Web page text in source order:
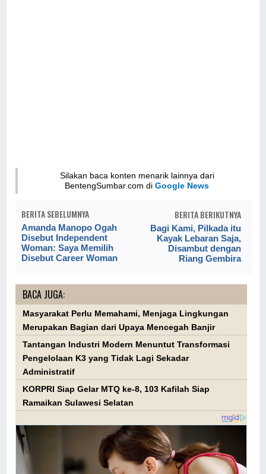
Silakan baca konten menarik lainnya dari
BentengSumbar.com diGoogle News
BERITA SEBELUMNYA
Amanda Manopo Ogah
Disebut Independent
Woman: Saya Memilih
Disebut Career Woman
BERITA BERIKUTNYA
Bagi Kami, Pilkada itu
Kayak Lebaran Saja,
Disambut dengan
Riang Gembira
BACA JUGA:
Masyarakat Perlu Memahami, Menjaga Lingkungan
Merupakan Bagian dari Upaya Mencegah Banjir
Tantangan Industri Modern Menuntut Transformasi
Pengelolaan K3 yang Tidak Lagi Sekadar
Administratif
KORPRI Siap Gelar MTQ ke-8, 103 Kafilah Siap
Ramaikan Sulawesi Selatan